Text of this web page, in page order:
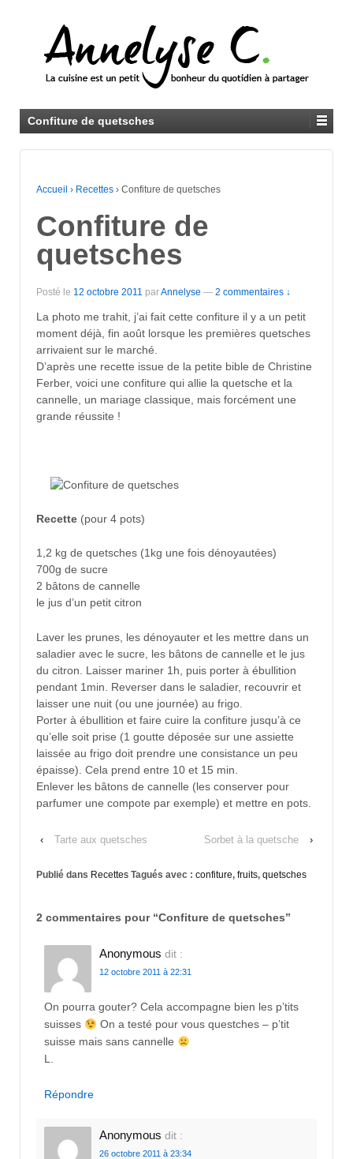
Confiture de quetsches
Accueil › Recettes › Confiture de quetsches
Confiture de
quetsches
Posté le 12 octobre 2011 parAnnelyse — 2 commentaires ↓
La photo me trahit, j’ai fait cette confiture il y a un petit
moment déjà, fin août lorsque les premières quetsches
arrivaient sur le marché.
D’après une recette issue de la petite bible de Christine
Ferber, voici une confiture qui allie la quetsche et la
cannelle, un mariage classique, mais forcément une
grande réussite !
Recette (pour 4 pots)
1,2 kg de quetsches (1kg une fois dénoyautées)
700g de sucre
2 bâtons de cannelle
le jus d’un petit citron
Laver les prunes, les dénoyauter et les mettre dans un
saladier avec le sucre, les bâtons de cannelle et le jus
du citron. Laisser mariner 1h, puis porter à ébullition
pendant 1min. Reverser dans le saladier, recouvrir et
laisser une nuit (ou une journée) au frigo.
Porter à ébullition et faire cuire la confiture jusqu’à ce
qu’elle soit prise (1 goutte déposée sur une assiette
laissée au frigo doit prendre une consistance un peu
épaisse). Cela prend entre 10 et 15 min.
Enlever les bâtons de cannelle (les conserver pour
parfumer une compote par exemple) et mettre en pots.
‹ Tarte aux quetsches Sorbet à la quetsche ›
Publié dans Recettes Tagués avec : confiture, fruits, quetsches
2 commentaires pour “Confiture de quetsches”
Anonymous dit :
12 octobre 2011 à 22:31
On pourra gouter? Cela accompagne bien les p’tits
suisses
On a testé pour vous questches – p’tit
suisse mais sans cannelle
L.
Répondre
Anonymous dit :
26 octobre 2011 à 23:34